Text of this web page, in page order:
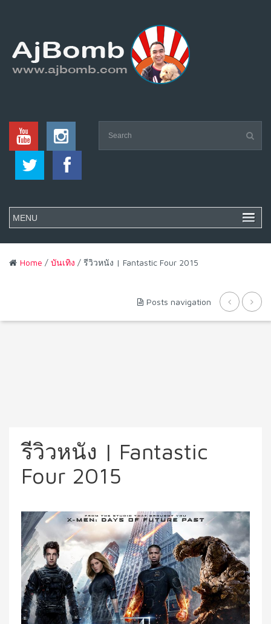
Home / บันเทิง / รีวิวหนัง | Fantastic Four 2015
Posts navigation
รีวิวหนัง | Fantastic
Four 2015